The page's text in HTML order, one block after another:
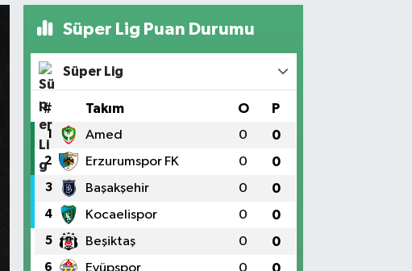
Süper Lig Puan Durumu
Süper Lig
# Takım O P
1 Amed 0 0
2 Erzurumspor FK 0 0
3 Başakşehir 0 0
4 Kocaelispor 0 0
5 Beşiktaş 0 0
6 Eyüpspor 0 0